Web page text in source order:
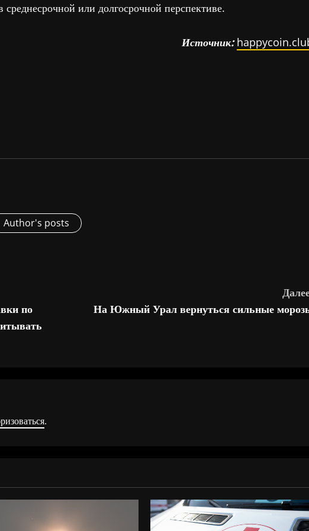
или долгосрочной перспективе.
Источник:
Author's posts
по
На Южный Урал вернуться сильные
.